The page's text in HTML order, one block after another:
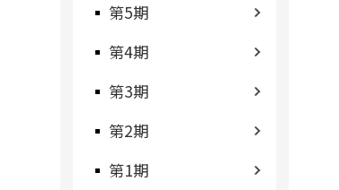
第5期
第4期
第3期
第2期
第1期